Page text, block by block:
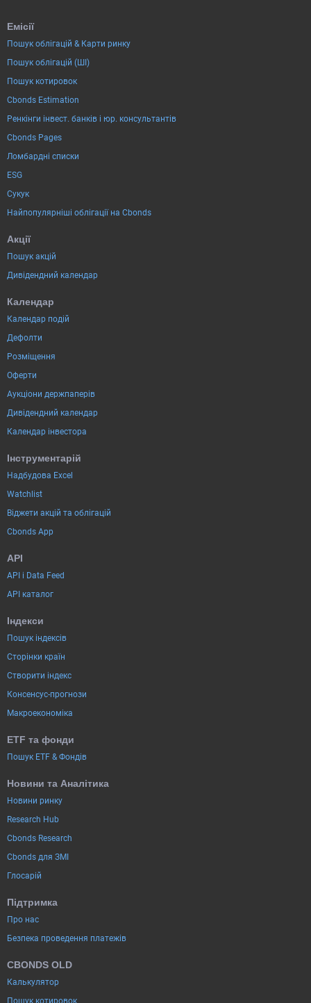
Емісії
Пошук облігацій & Карти ринку
Пошук облігацій (ШІ)
Пошук котировок
Cbonds Estimation
Ренкінги інвест. банків і юр. консультантів
Cbonds Pages
Ломбардні списки
ESG
Сукук
Найпопулярніші облігації на Cbonds
Акції
Пошук акцій
Дивідендний календар
Календар
Календар подій
Дефолти
Розміщення
Оферти
Аукціони держпаперів
Дивідендний календар
Календар інвестора
Інструментарій
Надбудова Excel
Watchlist
Віджети акцій та облігацій
Cbonds App
API
API і Data Feed
API каталог
Індекси
Пошук індексів
Сторінки країн
Створити індекс
Консенсус-прогнози
Макроекономіка
ETF та фонди
Пошук ETF & Фондів
Новини та Аналітика
Новини ринку
Research Hub
Cbonds Research
Cbonds для ЗМІ
Глосарій
Підтримка
Про нас
Безпека проведення платежів
CBONDS OLD
Калькулятор
Пошук котировок